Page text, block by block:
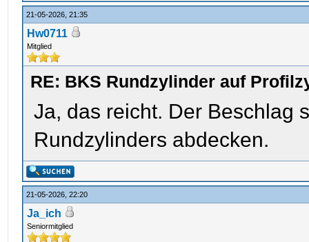
21-05-2026, 21:35
Hw0711
Mitglied
RE: BKS Rundzylinder auf
Ja, das reicht. Der Beschlag
Rundzylinders abdecken.
21-05-2026, 22:20
Ja_ich
Seniormitglied